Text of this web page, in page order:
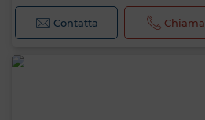
Contatta Chiama